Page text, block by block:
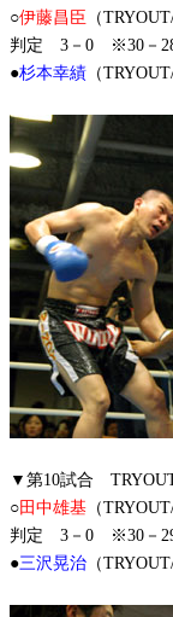
○伊藤昌臣 （
判定 3－0 ※30－28
●杉本幸績（
▼第10試合
○田中雄基（
判定 3－0 ※30－29
●三沢晃治（